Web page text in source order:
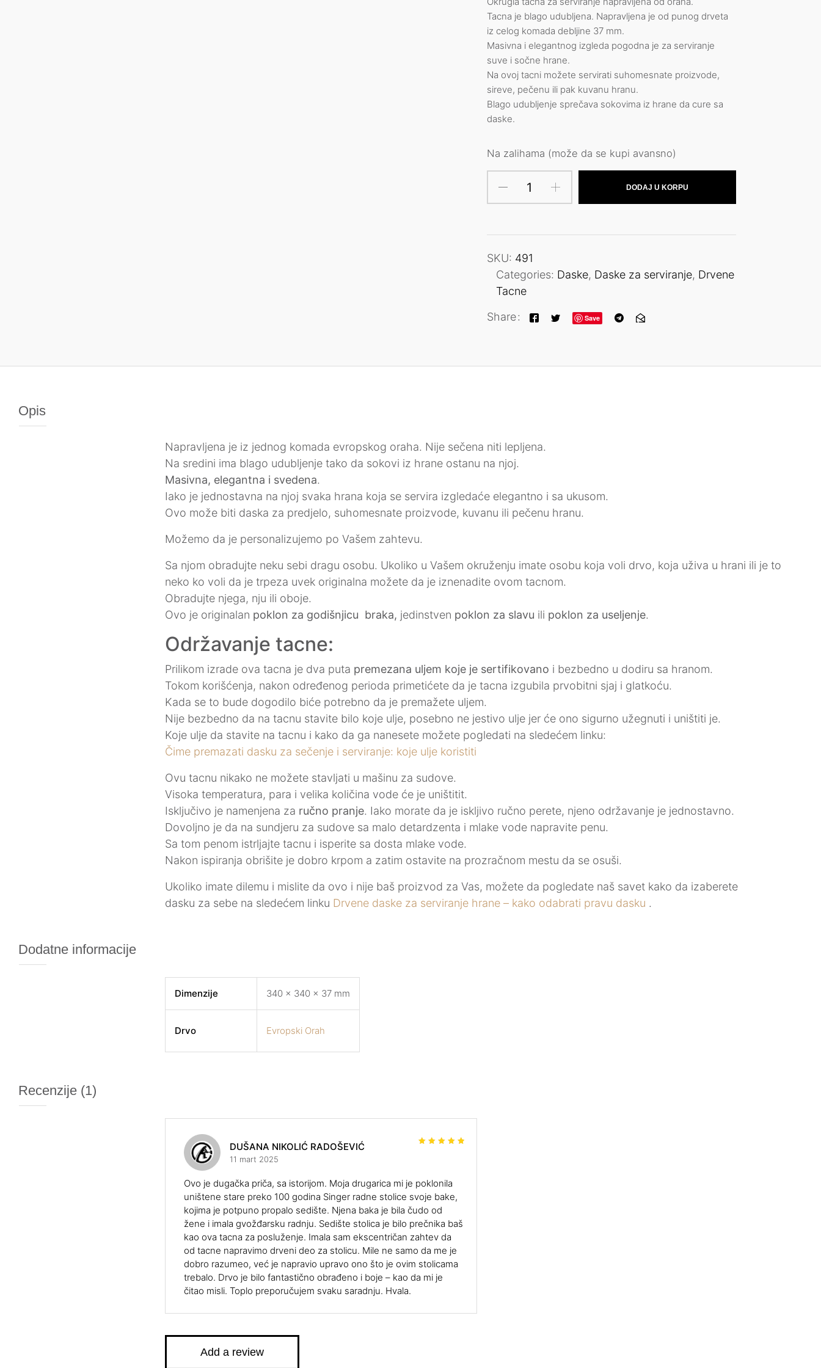
Tacna je blago udubljena. Napravljena je od punog drveta
iz celog komada debljine 37 mm.
Masivna i elegantnog izgleda pogodna je za serviranje
suve i sočne hrane.
Na ovoj tacni možete servirati suhomesnate proizvode,
sireve, pečenu ili pak kuvanu hranu.
Blago udubljenje sprečava sokovima iz hrane da cure sa
daske.
Na zalihama (može da se kupi avansno)
DODAJ U KORPU
SKU: 491
Categories: Daske, Daske za serviranje, Drvene
Tacne
Share
Save
Opis
Napravljena je iz jednog komada evropskog oraha. Nije sečena niti lepljena.
Na sredini ima blago udubljenje tako da sokovi iz hrane ostanu na njoj.
Masivna, elegantna i svedena.
Iako je jednostavna na njoj svaka hrana koja se servira izgledaće elegantno i sa ukusom.
Ovo može biti daska za predjelo, suhomesnate proizvode, kuvanu ili pečenu hranu.
Možemo da je personalizujemo po Vašem zahtevu.
Sa njom obradujte neku sebi dragu osobu. Ukoliko u Vašem okruženju imate osobu koja voli drvo, koja uživa u hrani ili je to
neko ko voli da je trpeza uvek originalna možete da je iznenadite ovom tacnom.
Obradujte njega, nju ili oboje.
Ovo je originalan poklon za godišnjicu braka, jedinstven poklon za slavu ili poklon za useljenje.
Održavanje tacne:
Prilikom izrade ova tacna je dva puta premezana uljem koje je sertifikovano i bezbedno u dodiru sa hranom.
Tokom korišćenja, nakon određenog perioda primetićete da je tacna izgubila prvobitni sjaj i glatkoću.
Kada se to bude dogodilo biće potrebno da je premažete uljem.
Nije bezbedno da na tacnu stavite bilo koje ulje, posebno ne jestivo ulje jer će ono sigurno užegnuti i uništiti je.
Koje ulje da stavite na tacnu i kako da ga nanesete možete pogledati na sledećem linku:
Čime premazati dasku za sečenje i serviranje: koje ulje koristiti
Ovu tacnu nikako ne možete stavljati u mašinu za sudove.
Visoka temperatura, para i velika količina vode će je uništitit.
Isključivo je namenjena za ručno pranje. Iako morate da je iskljivo ručno perete, njeno održavanje je jednostavno.
Dovoljno je da na sundjeru za sudove sa malo detardzenta i mlake vode napravite penu.
Sa tom penom istrljajte tacnu i isperite sa dosta mlake vode.
Nakon ispiranja obrišite je dobro krpom a zatim ostavite na prozračnom mestu da se osuši.
Ukoliko imate dilemu i mislite da ovo i nije baš proizvod za Vas, možete da pogledate naš savet kako da izaberete
dasku za sebe na sledećem linku Drvene daske za serviranje hrane – kako odabrati pravu dasku .
Dodatne informacije
Dimenzije 340 × 340 × 37 mm
Drvo Evropski Orah
Recenzije (1)
DUŠANA NIKOLIĆ RADOŠEVIĆ
11 mart 2025
Ovo je dugačka priča, sa istorijom. Moja drugarica mi je poklonila
uništene stare preko 100 godina Singer radne stolice svoje bake,
kojima je potpuno propalo sedište. Njena baka je bila čudo od
žene i imala gvožđarsku radnju. Sedište stolica je bilo prečnika baš
kao ova tacna za posluženje. Imala sam ekscentričan zahtev da
od tacne napravimo drveni deo za stolicu. Mile ne samo da me je
dobro razumeo, već je napravio upravo ono što je ovim stolicama
trebalo. Drvo je bilo fantastično obrađeno i boje – kao da mi je
čitao misli. Toplo preporučujem svaku saradnju. Hvala.
Add a review